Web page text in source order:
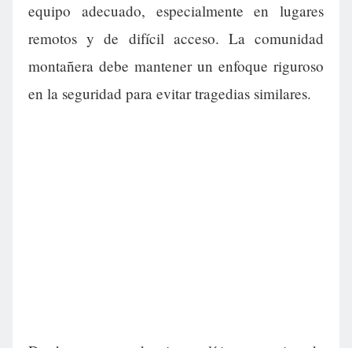
equipo adecuado, especialmente en lugares
remotos y de difícil acceso. La comunidad
montañera debe mantener un enfoque riguroso
en la seguridad para evitar tragedias similares.